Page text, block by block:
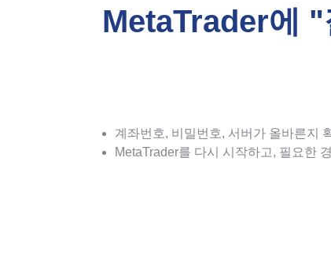
MetaTrader에
계좌번호, 비밀번호, 서버가 올바른지
MetaTrader를 다시 시작하고, 필요한